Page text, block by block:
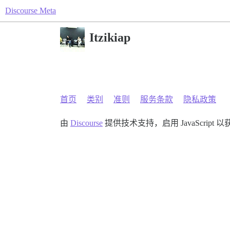
Discourse Meta
Itzikiap
首页 类别 准则 服务条款 隐私政策
由 Discourse 提供技术支持，启用 JavaScript 以